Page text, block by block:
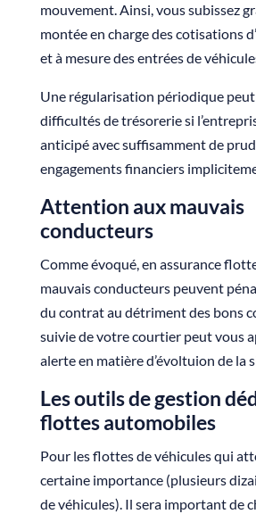
mouvement. Ainsi, vous subissez
montée en charge des cotisations
et à mesure des entrées de
Une régularisation périodique
difficultés de trésorerie si
anticipé avec suffisamment de
engagements financiers
Attention aux mauvais
conducteurs
Comme évoqué, en assurance
mauvais conducteurs peuvent
du contrat au détriment des bons
suivie de votre courtier peut vous
alerte en matière d’évoltuion de la
Les outils de gestion
flottes automobiles
Pour les flottes de véhicules qui
certaine importance (plusieurs
de véhicules). Il sera important de